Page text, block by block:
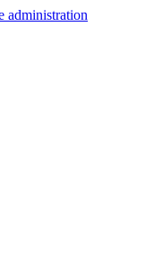
administration